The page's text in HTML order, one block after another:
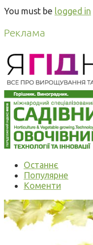
You must be logged in
Реклама
Останнє
Популярне
Коменти